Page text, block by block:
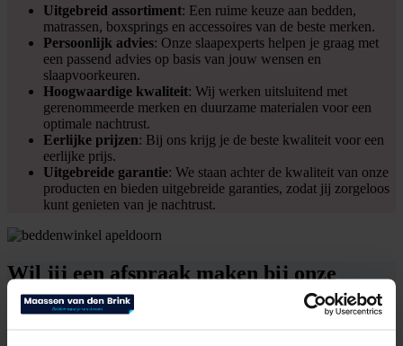
Uitgebreid assortiment: Een ruime keuze aan bedden,
matrassen, boxsprings en accessoires van de beste merken.
Persoonlijk advies: Onze slaapexperts helpen je graag met
een passend advies op basis van jouw wensen en
slaapvoorkeuren.
Hoogwaardige kwaliteit: Wij werken uitsluitend met
gerenommeerde merken en duurzame materialen voor een
optimale nachtrust.
Eerlijke prijzen: Bij ons krijg je de beste kwaliteit voor een
eerlijke prijs.
Uitgebreide garantie: We staan achter de kwaliteit van onze
producten en bieden uitgebreide garanties, zodat jij zorgeloos
kunt genieten van je nachtrust.
Wil jij een afspraak maken bij onze
beddenwinkel Maassen van den Brink?